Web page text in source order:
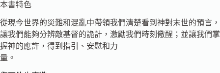
本書特色
從現今世界的災難和混亂中帶領我們清楚看到神對末世的預言，
讓我們能夠分辨敵基督的詭計，激勵我們時刻儆醒；並讓我們掌
握神的應許，得到指引、安慰和力
量。